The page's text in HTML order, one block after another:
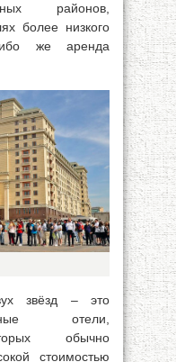
районов,
более низкого
же аренда
звёзд – это
отели,
обычно
стоимостью